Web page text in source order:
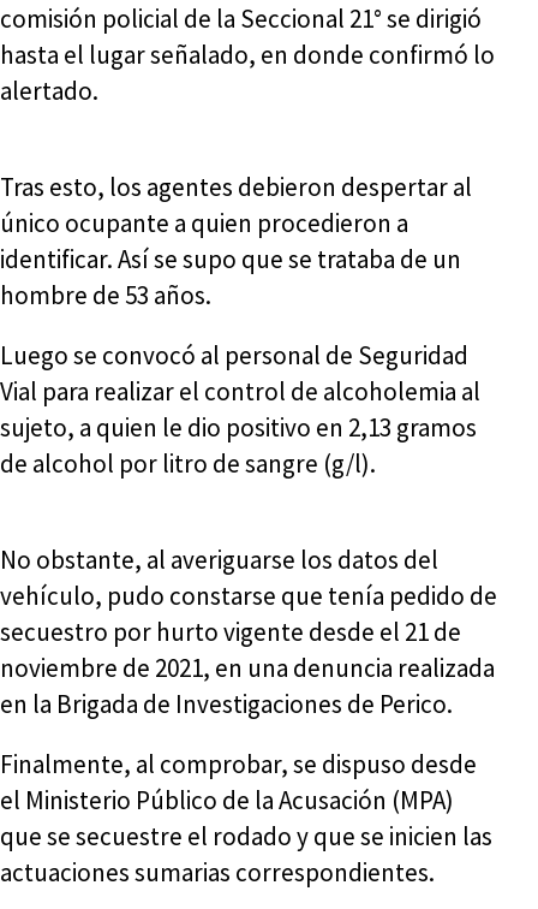
comisión policial de la Seccional 21° se dirigió
hasta el lugar señalado, en donde confirmó lo
alertado.
Tras esto, los agentes debieron despertar al
único ocupante a quien procedieron a
identificar. Así se supo que se trataba de un
hombre de 53 años.
Luego se convocó al personal de Seguridad
Vial para realizar el control de alcoholemia al
sujeto, a quien le dio positivo en 2,13 gramos
de alcohol por litro de sangre (g/l).
No obstante, al averiguarse los datos del
vehículo, pudo constarse que tenía pedido de
secuestro por hurto vigente desde el 21 de
noviembre de 2021, en una denuncia realizada
en la Brigada de Investigaciones de Perico.
Finalmente, al comprobar, se dispuso desde
el Ministerio Público de la Acusación (MPA)
que se secuestre el rodado y que se inicien las
actuaciones sumarias correspondientes.